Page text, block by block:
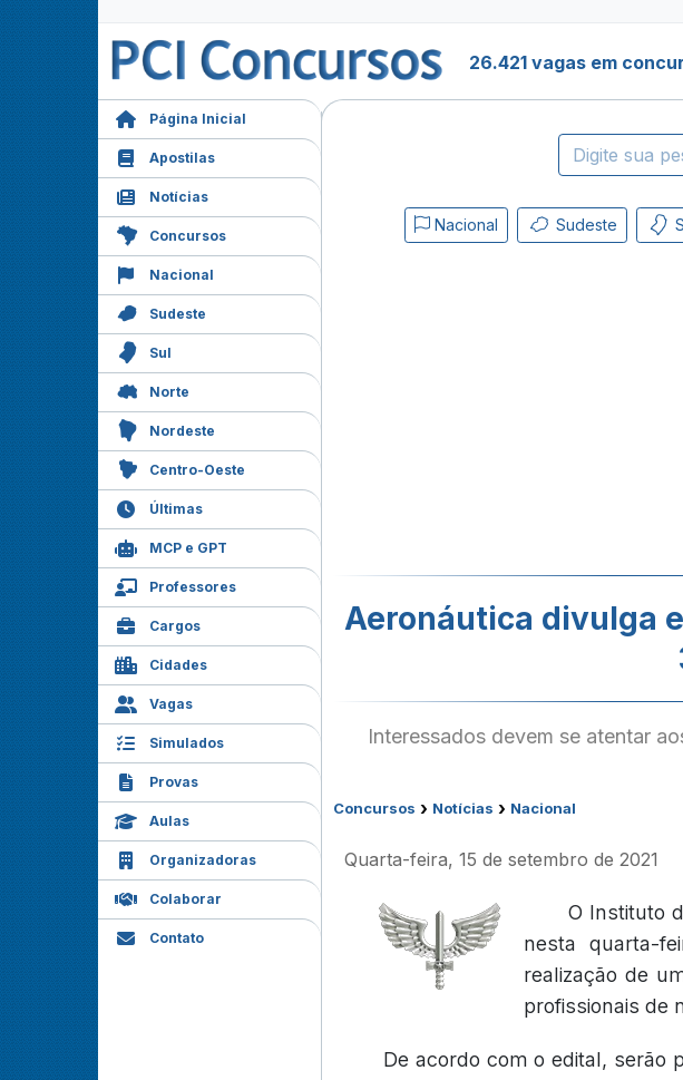
26.421 vagas em
Página Inicial
Apostilas
Notícias
Concursos
Nacional
Sudeste
Sul
Norte
Nordeste
Centro-Oeste
Últimas
MCP e GPT
Professores
Cargos
Cidades
Vagas
Simulados
Provas
Aulas
Organizadoras
Colaborar
Contato
Nacional Sudeste
Aeronáutica divulga
Interessados devem se atentar
Concursos › Notícias › Nacional
Quarta-feira, 15 de setembro de 2021
O Instituto
nesta quarta-
realização de
profissionais de
De acordo com o edital, serão